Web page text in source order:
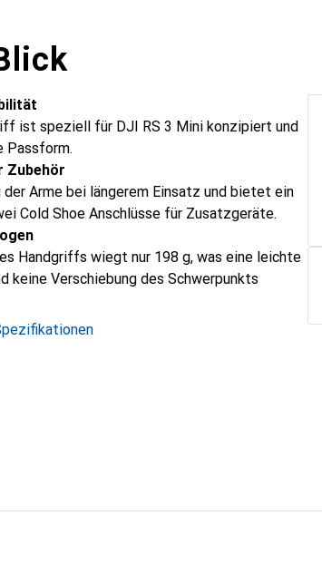
ist speziell für DJI RS 3 Mini konzipiert und
Passform.
Zubehör
der Arme bei längerem Einsatz und bietet ein
Cold Shoe Anschlüsse für Zusatzgeräte.
Handgriffs wiegt nur 198 g, was eine leichte
keine Verschiebung des Schwerpunkts